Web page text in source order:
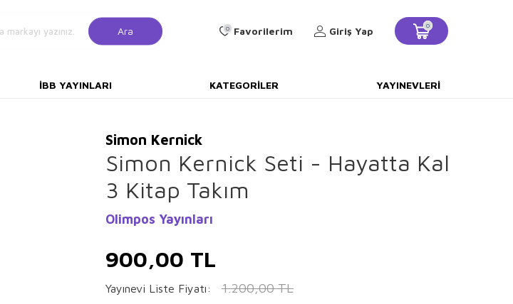
Ara 0 Favorilerim Giriş Yap 0
İBB YAYINLARI KATEGORILER YAYINEVLERI
Simon Kernick
Simon Kernick Seti - Hayatta Kal
3 Kitap Takım
Olimpos Yayınları
900,00 TL
Yayınevi Liste Fiyatı: 1.200,00TL